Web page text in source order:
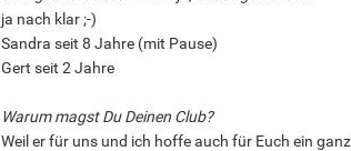
ja nach klar ;-)
Sandra seit 8 Jahre (mit Pause)
Gert seit 2 Jahre
Warum magst Du Deinen Club?
Weil er für uns und ich hoffe auch für Euch ein